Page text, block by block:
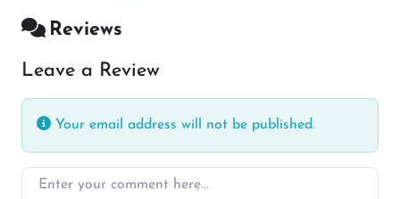
Reviews
Leave a Review
Your email address will not be published.
Enter your comment here…